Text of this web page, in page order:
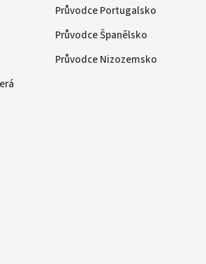
Průvodce Portugalsko
Průvodce Španělsko
Průvodce Nizozemsko